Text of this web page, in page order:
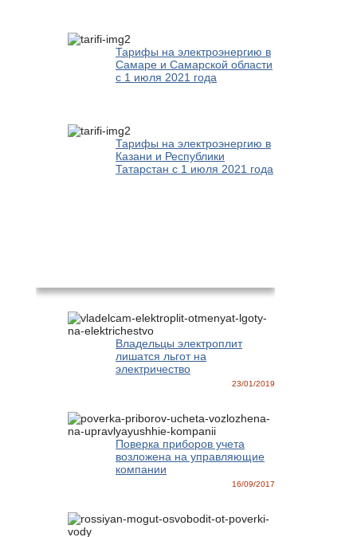
Тарифы на электроэнергию в
Самаре и Самарской области
с 1 июля 2021 года
Тарифы на электроэнергию в
Казани и Республики
Татарстан с 1 июля 2021 года
Владельцы электроплит
лишатся льгот на
электричество
23/01/2019
Поверка приборов учета
возложена на управляющие
компании
16/09/2017